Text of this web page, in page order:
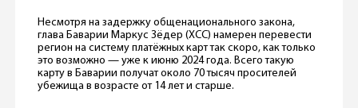
Несмотря на задержку общенационального закона,
глава Баварии Маркус Зёдер (ХСС) намерен перевести
регион на систему платёжных карт так скоро, как только
это возможно — уже к июню 2024 года. Всего такую
карту в Баварии получат около 70 тысяч просителей
убежища в возрасте от 14 лет и старше.